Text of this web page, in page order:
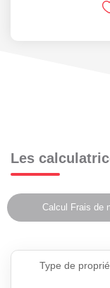
Les
Calcul Frais de